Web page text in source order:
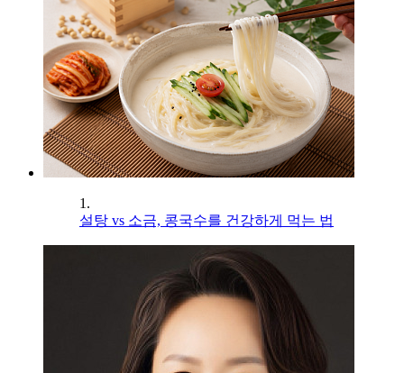
1.
설탕 vs 소금, 콩국수를 건강하게 먹는 법